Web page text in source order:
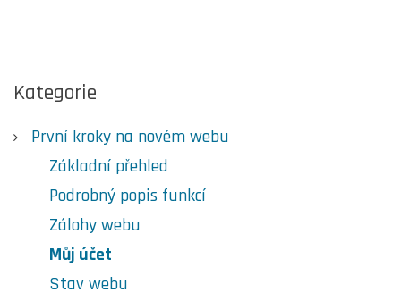
Kategorie
První kroky na novém webu
Základní přehled
Podrobný popis funkcí
Zálohy webu
Můj účet
Stav webu